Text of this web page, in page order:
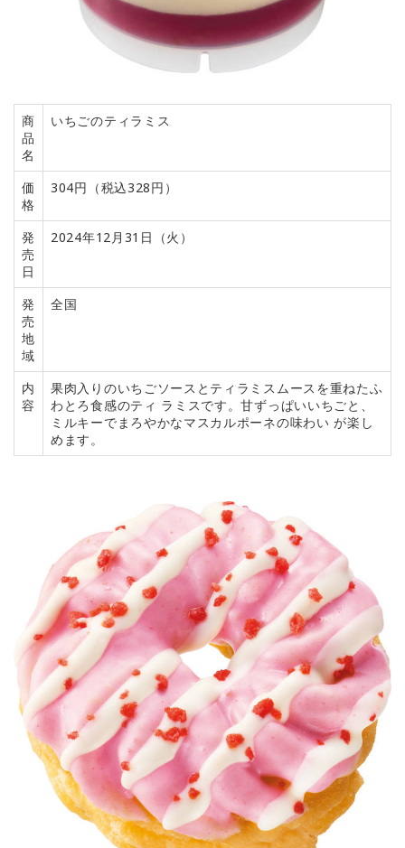
商
品
名
いちごのティラミス
価
格
304円（税込328円）
発
売
日
2024年12月31日（火）
発
売
地
域
全国
内
容
果肉入りのいちごソースとティラミスムースを重ねたふ
わとろ食感のティ ラミスです。甘ずっぱいいちごと、
ミルキーでまろやかなマスカルポーネの味わい が楽し
めます。